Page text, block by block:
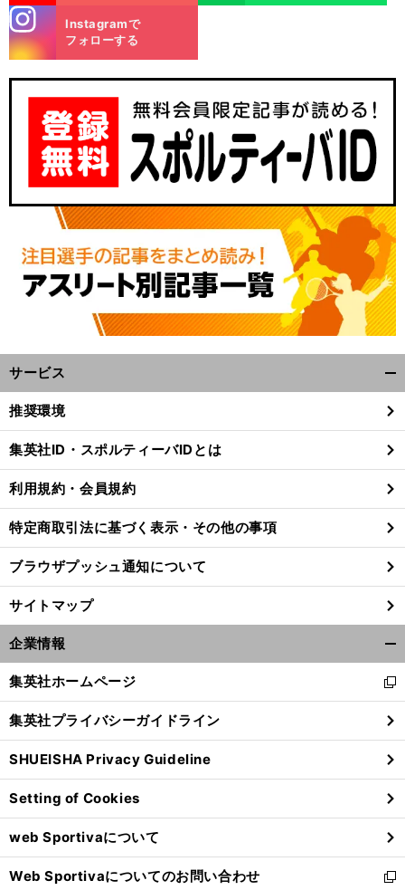
m
Instagramで
フォローする
サービス
閉
る
推奨環境
集英社ID・スポルティーバIDとは
利用規約・会員規約
特定商取引法に基づく表示・その他の事項
ブラウザプッシュ通知について
サイトマップ
企業情報
閉
る
集英社ホームページ
新
し
い
ウ
ィ
ン
ド
ウ
で
開
く
集英社プライバシーガイドライン
SHUEISHA Privacy Guideline
Setting of Cookies
web Sportivaについて
Web Sportivaについてのお問い合わせ
新